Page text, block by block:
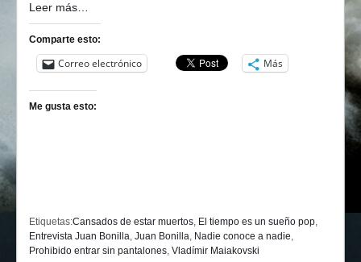
Leer más…
Comparte esto:
Correo electrónico Más
Me gusta esto:
Etiquetas:Cansados de estar muertos, El tiempo es un sueño pop,
Entrevista Juan Bonilla, Juan Bonilla, Nadie conoce a nadie,
Prohibido entrar sin pantalones, Vladímir Maiakovski